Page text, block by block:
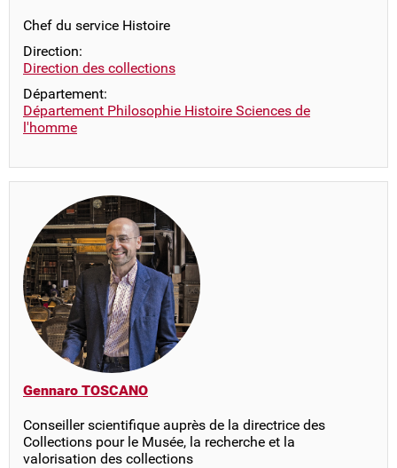
Chef du service Histoire
Direction:
Direction des collections
Département:
Département Philosophie Histoire Sciences de
l'homme
Gennaro TOSCANO
Conseiller scientifique auprès de la directrice des
Collections pour le Musée, la recherche et la
valorisation des collections